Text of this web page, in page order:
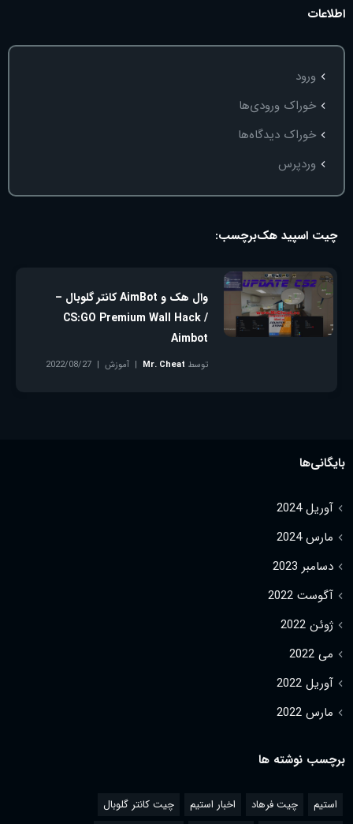
اطلاعات
ورود
خوراک ورودی‌ها
خوراک دیدگاه‌ها
وردپرس
برچسب:چیت اسپید هک
وال هک و AimBot کانتر گلوبال –
CS:GO Premium Wall Hack /
Aimbot
توسط Mr. Cheat آموزش
2022/08/27
بایگانی‌ها
آوریل 2024
مارس 2024
دسامبر 2023
آگوست 2022
ژوئن 2022
می 2022
آوریل 2022
مارس 2022
برچسب نوشته ها
استیم چیت فرهاد اخبار استیم
چیت کانتر گلوبال